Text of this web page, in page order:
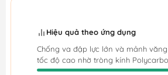
Hiệu quả theo ứng dụng
Chống va đập lực lớn và mảnh
tốc độ cao nhờ tròng kính